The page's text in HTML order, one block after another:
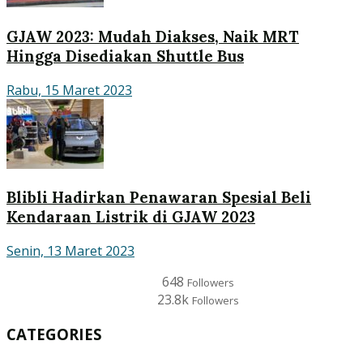
GJAW 2023: Mudah Diakses, Naik MRT
Hingga Disediakan Shuttle Bus
Rabu, 15 Maret 2023
Blibli Hadirkan Penawaran Spesial Beli
Kendaraan Listrik di GJAW 2023
Senin, 13 Maret 2023
648 Followers
23.8k Followers
CATEGORIES